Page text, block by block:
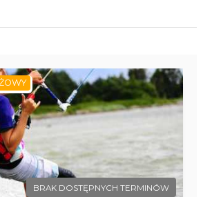
BRAK DOSTĘPNYCH TERMINÓW